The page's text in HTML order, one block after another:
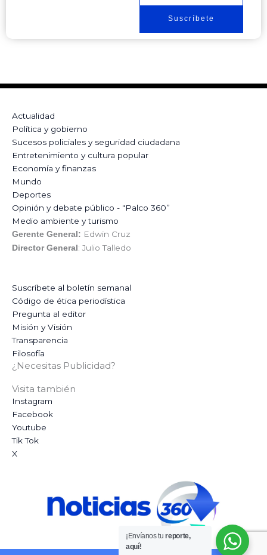
Suscríbete
Actualidad
Política y gobierno
Sucesos policiales y seguridad ciudadana
Entretenimiento y cultura popular
Economía y finanzas
Mundo
Deportes
Opinión y debate público - "Palco 360”
Medio ambiente y turismo
Gerente General: Edwin Cruz
Director General : Julio Talledo
Suscríbete al boletín semanal
Código de ética periodística
Pregunta al editor
Misión y Visión
Transparencia
Filosofía
¿Necesitas Publicidad?
Visita también
Instagram
Facebook
Youtube
Tik Tok
X
¡Envíanos tureporte,
aquí!